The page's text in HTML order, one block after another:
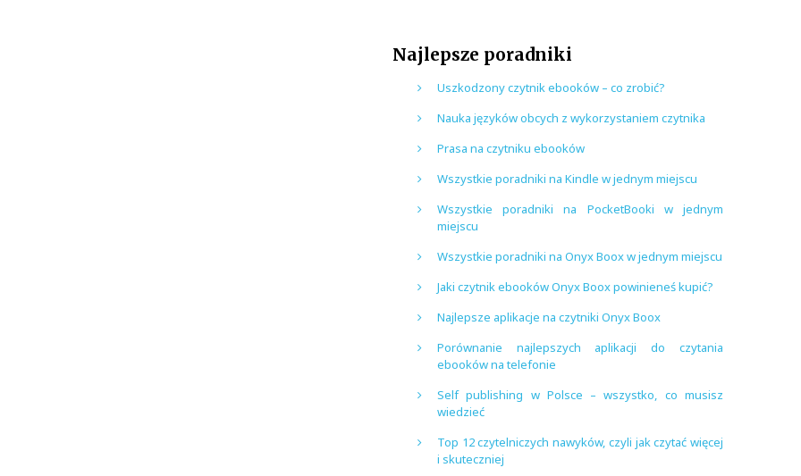
Najlepsze poradniki
Uszkodzony czytnik ebooków – co zrobić?
Nauka języków obcych z wykorzystaniem czytnika
Prasa na czytniku ebooków
Wszystkie poradniki na Kindle w jednym miejscu
Wszystkie poradniki na PocketBooki w jednym
miejscu
Wszystkie poradniki na Onyx Boox w jednym miejscu
Jaki czytnik ebooków Onyx Boox powinieneś kupić?
Najlepsze aplikacje na czytniki Onyx Boox
Porównanie najlepszych aplikacji do czytania
ebooków na telefonie
Self publishing w Polsce – wszystko, co musisz
wiedzieć
Top 12 czytelniczych nawyków, czyli jak czytać więcej
i skuteczniej